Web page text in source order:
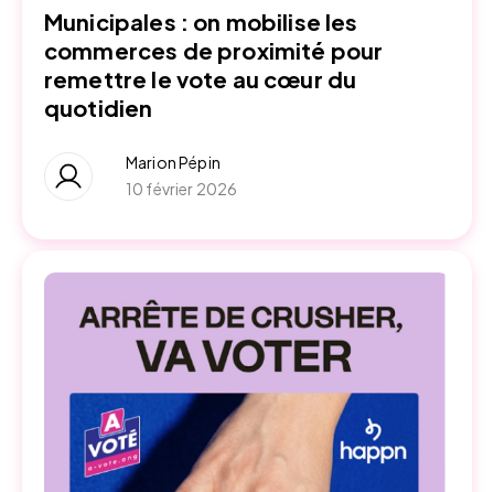
Municipales : on mobilise les
commerces de proximité pour
remettre le vote au cœur du
quotidien
Marion Pépin
10 février 2026